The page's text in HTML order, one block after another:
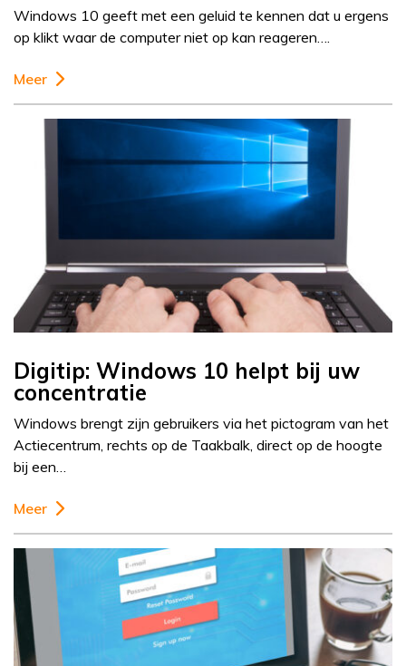
Windows 10 geeft met een geluid te kennen dat u ergens
op klikt waar de computer niet op kan reageren….
Meer
Digitip: Windows 10 helpt bij uw
concentratie
Windows brengt zijn gebruikers via het pictogram van het
Actiecentrum, rechts op de Taakbalk, direct op de hoogte
bij een…
Meer